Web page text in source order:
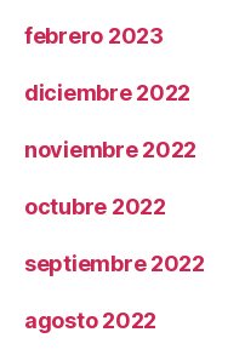
febrero 2023
diciembre 2022
noviembre 2022
octubre 2022
septiembre 2022
agosto 2022